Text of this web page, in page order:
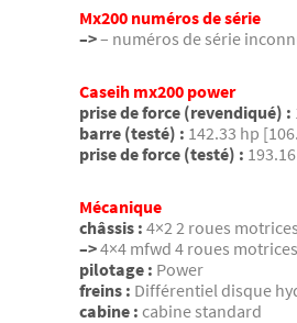
Mx200 numéros de série
–>– numéros de série
Caseih mx200 power
prise de force (revendiqué) :
barre (testé) : 142.33 hp
prise de force (testé) :
Mécanique
châssis : 4×2 2 roues motrices
–>4×4 mfwd 4 roues motrices
pilotage : Power
freins : Différentiel disque
cabine : cabine standard